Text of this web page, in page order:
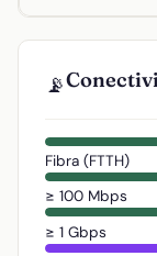
📡
Fibra (FTTH)
≥ 100 Mbps
≥ 1 Gbps